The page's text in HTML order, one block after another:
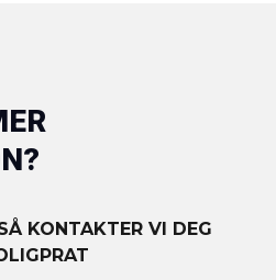
KONTAKTER VI DEG